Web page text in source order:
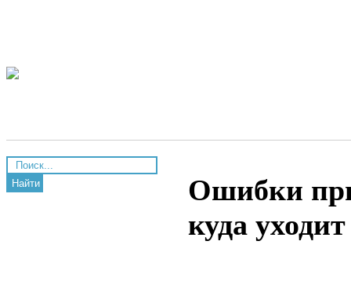
Найти
Ошибки
куда